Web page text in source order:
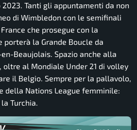
2023. Tanti gli appuntamenti da non
di Wimbledon con le semifinali
che prosegue con la
porterà la Grande Boucle da
Beaujolais. Spazio anche alla
oltre al Mondiale Under 21 di volley
il Belgio. Sempre per la pallavolo,
della Nations League femminile:
Turchia.